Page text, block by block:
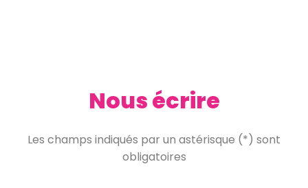
Nous écrire
Les champs indiqués par un astérisque (*) sont
obligatoires